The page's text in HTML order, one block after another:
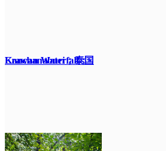
Kanchanaburi；泰国
Erawan Waterfall；